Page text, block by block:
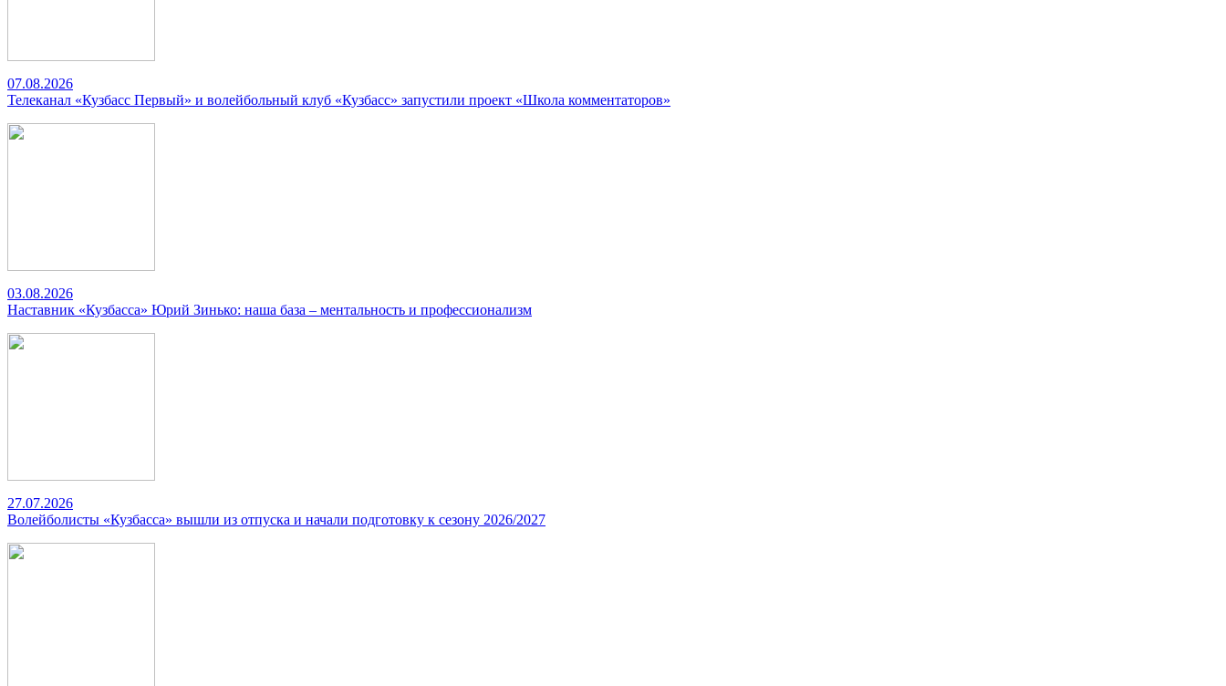
07.08.2026
Телеканал «Кузбасс Первый» и волейбольный клуб «Кузбасс» запустили проект «Школа комментаторов»
03.08.2026
Наставник «Кузбасса» Юрий Зинько: наша база – ментальность и профессионализм
27.07.2026
Волейболисты «Кузбасса» вышли из отпуска и начали подготовку к сезону 2026/2027